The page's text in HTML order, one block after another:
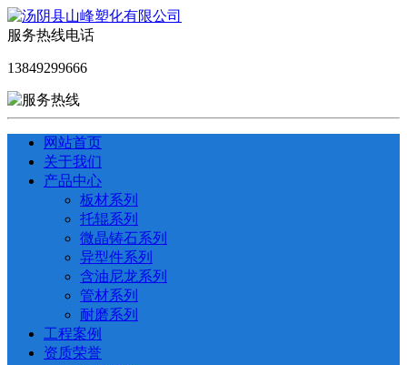
服务热线电话
13849299666
网站首页
关于我们
产品中心
板材系列
托辊系列
微晶铸石系列
异型件系列
含油尼龙系列
管材系列
耐磨系列
工程案例
资质荣誉